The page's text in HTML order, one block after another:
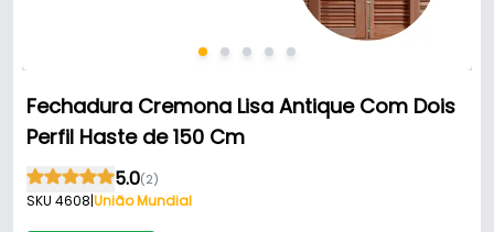
Fechadura Cremona Lisa Antique Com Dois
Perfil Haste de 150 Cm
5.0(2)
SKU 4608|União Mundial